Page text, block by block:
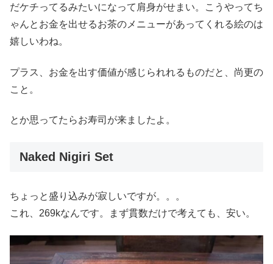
だケチってるみたいになって肩身がせまい。こうやってち
ゃんとお金を出せるお茶のメニューがあってくれる絵のは
嬉しいわね。
プラス、お金を出す価値が感じられれるものだと、尚更の
こと。
とか思ってたらお寿司が来ましたよ。
Naked Nigiri Set
ちょっと盛り込みが寂しいですが。。。
これ、269kなんです。まず貫数だけで考えても、安い。